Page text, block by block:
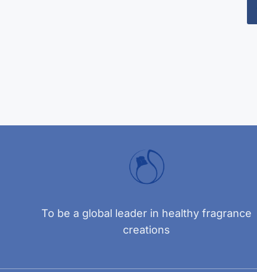
To be a global leader in healthy fragrance
creations